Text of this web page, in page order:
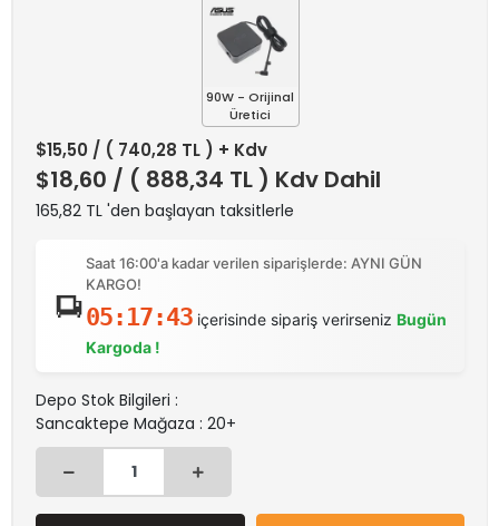
90W - Orijinal
Üretici
$15,50 / ( 740,28 TL ) + Kdv
$18,60 / ( 888,34 TL ) Kdv Dahil
165,82 TL 'den başlayan taksitlerle
Saat 16:00'a kadar verilen siparişlerde: AYNI GÜN
KARGO!
05:17:43içerisinde sipariş verirseniz Bugün
Kargoda !
Depo Stok Bilgileri :
Sancaktepe Mağaza : 20+